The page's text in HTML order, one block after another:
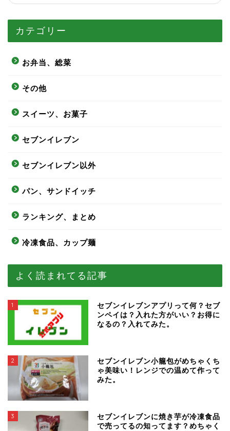
カテゴリー
お弁当、総菜
その他
スイーツ、お菓子
セブンイレブン
セブンイレブン以外
パン、サンドイッチ
ランキング、まとめ
冷凍食品、カップ麺
よく読まれてる記事
1
セブンイレブンアプリって何？セブ
ンペイは？入れた方がいい？お得に
なるの？入れてみた。
2
セブンイレブン小籠包がめちゃくち
ゃ美味い！レンジでの温めて作って
みた。
3
セブンイレブンに焼き芋が冷凍食品
で売ってるの知ってます？めちゃく